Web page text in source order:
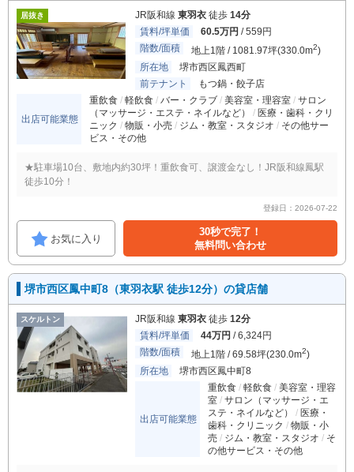
居抜き JR阪和線 東羽衣 徒歩 14分
賃料/坪単価
60.5万円 / 559円
階数/面積
地上1階 / 1081.97坪(330.0m2)
所在地
堺市西区鳳西町
前テナント
もつ鍋・餃子店
出店可能業態
重飲食 軽飲食 バー・クラブ 美容室・理容室
サロン
（マッサージ・エステ・ネイルなど）
医療・歯科・クリ
ニック
物販・小売 ジム・教室・スタジオ
その他サー
ビス・その他
★駐車場10台、敷地内約30坪！重飲食可、譲渡金なし！JR阪和線鳳駅
徒歩10分！
登録日：2026-07-22
お気に入り
30秒で完了！
無料問い合わせ
堺市西区鳳中町8（東羽衣駅 徒歩12分）の貸店舗
スケルトン JR阪和線 東羽衣 徒歩 12分
賃料/坪単価
44万円 / 6,324円
階数/面積
地上1階 / 69.58坪(230.0m2)
所在地
堺市西区鳳中町8
出店可能業態
重飲食 軽飲食
美容室・理容
室
サロン（マッサージ・エ
ステ・ネイルなど）
医療・
歯科・クリニック
物販・小
売
ジム・教室・スタジオ
そ
の他サービス・その他